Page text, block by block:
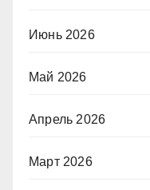
Июнь 2026
Май 2026
Апрель 2026
Март 2026